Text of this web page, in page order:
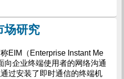
场研究
（Enterprise Instant Me
向企业终端使用者的网络沟通
过安装了即时通信的终端机